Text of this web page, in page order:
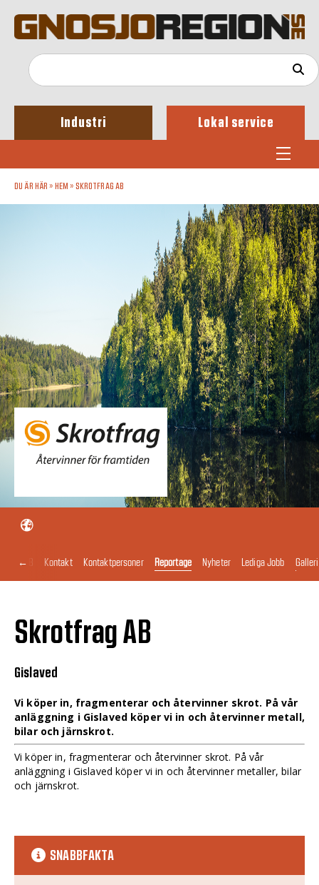
Industri Lokal service
DU ÄR HÄR » HEM » SKROTFRAG AB
←AB Kontakt Kontaktpersoner Reportage Nyheter Lediga Jobb Galleri
Skrotfrag AB
Gislaved
Vi köper in, fragmenterar och återvinner skrot. På vår
anläggning i Gislaved köper vi in och återvinner metall,
bilar och järnskrot.
Vi köper in, fragmenterar och återvinner skrot. På vår
anläggning i Gislaved köper vi in och återvinner metaller, bilar
och järnskrot.
SNABBFAKTA